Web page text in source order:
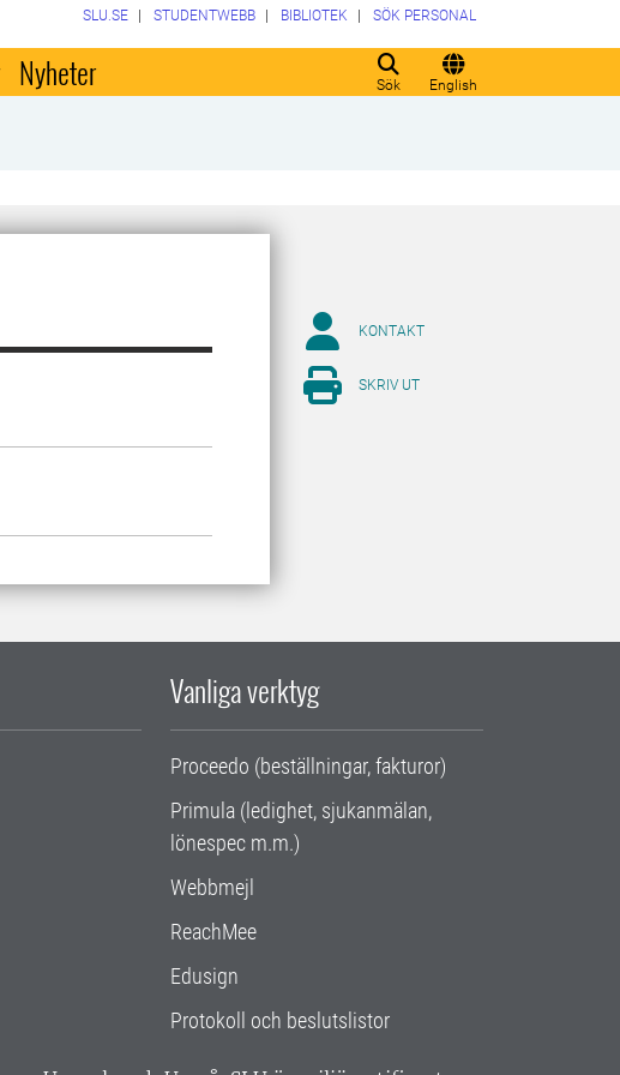
Sök English
SLU.SE STUDENTWEBB BIBLIOTEK SÖK PERSONAL
Nyheter
KONTAKT
SKRIV UT
Vanliga verktyg
Proceedo (beställningar, fakturor)
Primula (ledighet, sjukanmälan,
lönespec m.m.)
Webbmejl
ReachMee
Edusign
Protokoll och beslutslistor